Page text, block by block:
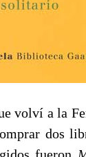
volví a la
dos